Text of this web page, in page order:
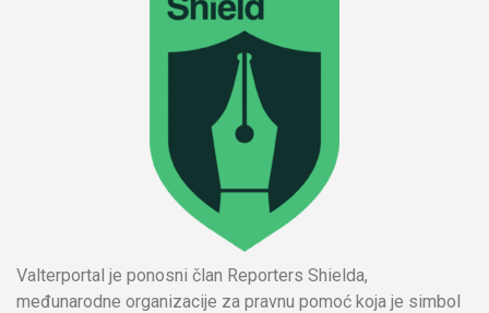
Valterportal je ponosni član Reporters Shielda,
međunarodne organizacije za pravnu pomoć koja je simbol